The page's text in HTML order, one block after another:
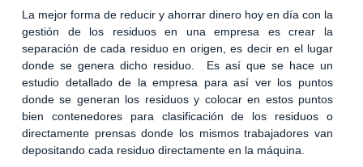
La mejor forma de reducir y ahorrar dinero hoy en día con la
gestión de los residuos en una empresa es crear la
separación de cada residuo en origen, es decir en el lugar
donde se genera dicho residuo. Es así que se hace un
estudio detallado de la empresa para así ver los puntos
donde se generan los residuos y colocar en estos puntos
bien contenedores para clasificación de los residuos o
directamente prensas donde los mismos trabajadores van
depositando cada residuo directamente en la máquina.